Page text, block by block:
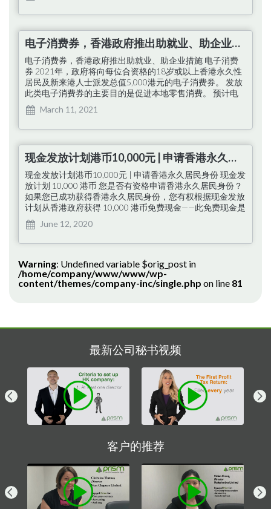
停，并容易扰乱人们返港的行程”。 航空公司和旅客对航班
暂停规则感到沮丧，这可能导致任何航线暂停。 超过 10 条
航线现已暂停，包括国泰航空、阿联酋航空和卡塔尔航空的
航线。…
电子消费券，香港政府推出助就业、助企业措施
电子消费券，香港政府推出助就业、助企业措施 电子消费
券 2021年，政府将向每位合资格的18岁或以上香港永久性
居民及新来港人士派发总值5,000港元的电子消费券。 发放
此类电子消费券的主要目的是促进本地零售消费。 预计电
子消费券将惠及720万人。 企业 百分百担保低息企业贷款申
请期延长至2021年底，贷款上限增至600万港元，还款期及
为10,000港元，预计惠及128,000个商户。 合资格政府物业
租户及合资格地政总署短期租约及豁免租户可获75%租金或
费用宽免，宽免将于2021年4月起生效，…
March 11, 2021
现金发放计划港币10,000元 | 申请香港永久居民身份
现金发放计划港币10,000元 | 申请香港永久居民身份 现金发
放计划 10,000 港币 您是否有资格申请香港永久居民身份？
如果您已成功获得香港永久居民身份，您有权根据现金发放
计划从香港政府获得 10,000 港币免费现金——此免费现金是
为所有拥有香港永久居留权的人士提供的支持基金。 如果
您尚未申请永久居民身份，但您有资格申请，请立即联系我
年 3 月 31 日或之前成为香港永久居民。 符合条件的人需
要： 有效的香港永久性居民身份证 (HKPIC)，即 2003 年 6
月 23 日或之后签发的智能香港永久性居民身份证；或 根据
June 12, 2020
Warning: Undefined variable $orig_post in
/home/company/www/www/wp-
content/themes/company-inc/single.php on line 81
最新公司秘书视频
客户的推荐